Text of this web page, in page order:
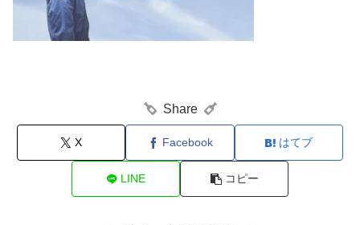
Share
X Facebook はてブ
LINE コピー